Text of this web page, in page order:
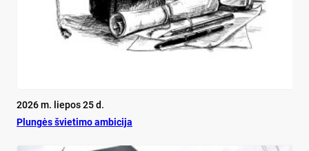
2026 m. liepos 25 d.
Plun­gės švie­ti­mo am­bi­ci­ja